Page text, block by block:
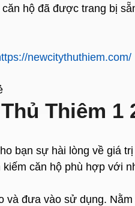
hộ đã được trang bị
newcitythuthiem.com/
Thiêm 1
bạn sự hài lòng về giá
căn hộ phù hợp với
đưa vào sử dụng.